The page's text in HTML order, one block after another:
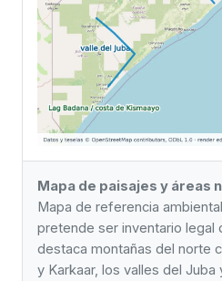
Mapa de paisajes y áreas
Mapa de referencia
pretende ser inventario legal
destaca montañas del norte
y Karkaar, los valles del Juba